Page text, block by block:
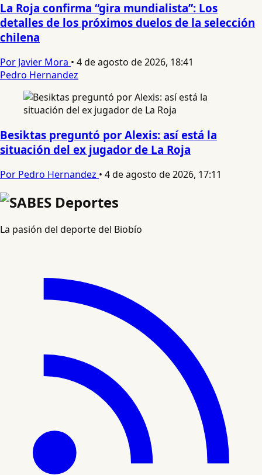
La Roja confirma “gira mundialista”: Los
detalles de los próximos duelos de la selección
chilena
Por Javier Mora • 4 de agosto de 2026, 18:41
Pedro Hernandez
Besiktas preguntó por Alexis: así está la
situación del ex jugador de La Roja
Por Pedro Hernandez • 4 de agosto de 2026, 17:11
La pasión del deporte del Biobío